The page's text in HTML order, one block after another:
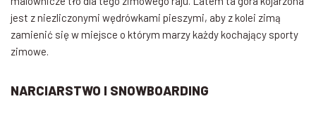
jest z niezliczonymi wędrówkami pieszymi, aby z kolei zimą
zamienić się w miejsce o którym marzy każdy kochający sporty
zimowe.
NARCIARSTWO I SNOWBOARDING